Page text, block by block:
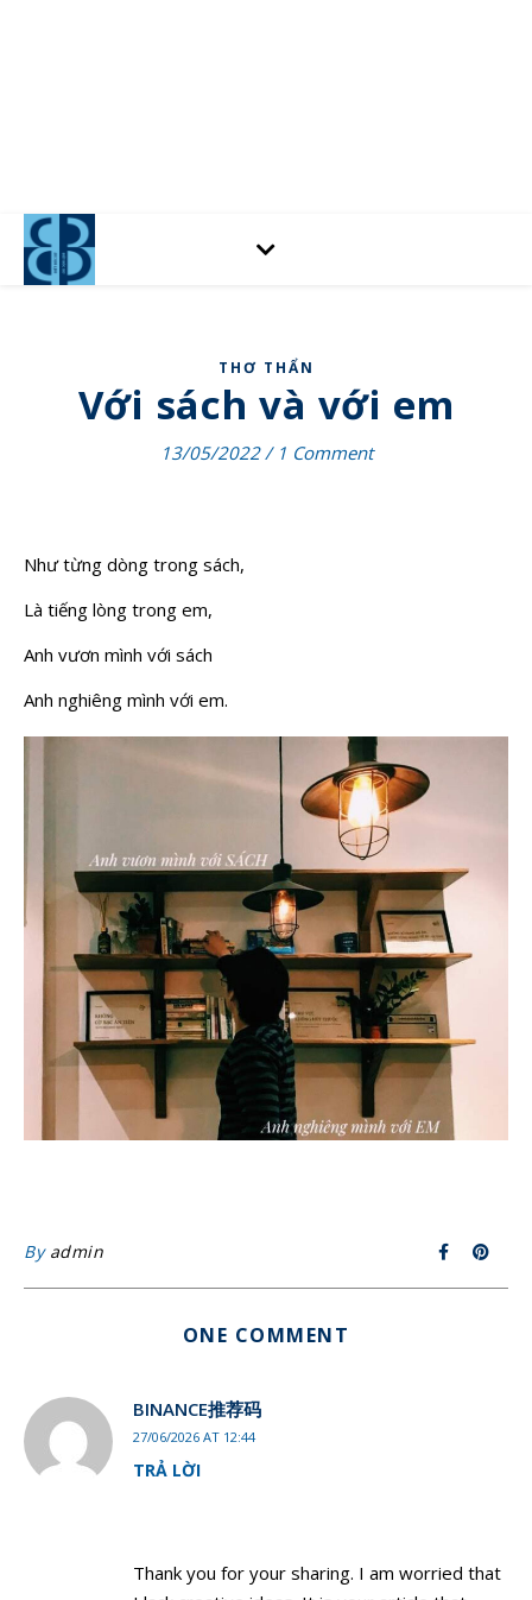
THƠ THẨN
Với sách và với em
13/05/2022 / 1 Comment
Như từng dòng trong sách,
Là tiếng lòng trong em,
Anh vươn mình với sách
Anh nghiêng mình với em.
By admin
ONE COMMENT
BINANCE推荐码
27/06/2026 AT 12:44
TRẢ LỜI
Thank you for your sharing. I am worried that